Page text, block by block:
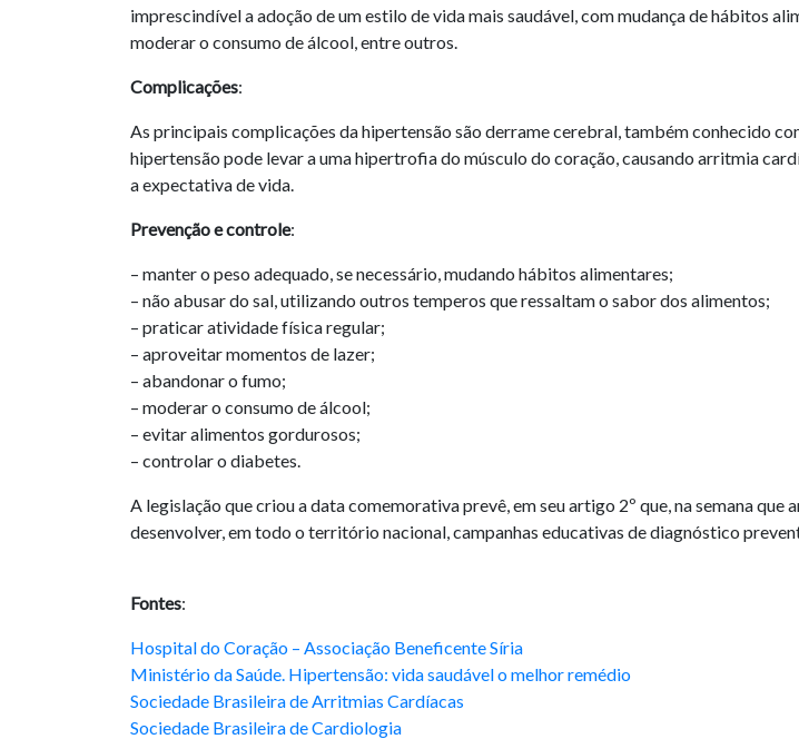
imprescindível a adoção de um estilo de vida mais saudável, com mudança de hábitos
moderar o consumo de álcool, entre outros.
Complicações:
As principais complicações da hipertensão são derrame cerebral, também conhecido
hipertensão pode levar a uma hipertrofia do músculo do coração, causando arritmia
a expectativa de vida.
Prevenção e controle:
– manter o peso adequado, se necessário, mudando hábitos alimentares;
– não abusar do sal, utilizando outros temperos que ressaltam o sabor dos alimentos;
– praticar atividade física regular;
– aproveitar momentos de lazer;
– abandonar o fumo;
– moderar o consumo de álcool;
– evitar alimentos gordurosos;
– controlar o diabetes.
A legislação que criou a data comemorativa prevê, em seu artigo 2º que, na semana
desenvolver, em todo o território nacional, campanhas educativas de diagnóstico
Fontes:
Hospital do Coração – Associação Beneficente Síria
Ministério da Saúde. Hipertensão: vida saudável o melhor remédio
Sociedade Brasileira de Arritmias Cardíacas
Sociedade Brasileira de Cardiologia